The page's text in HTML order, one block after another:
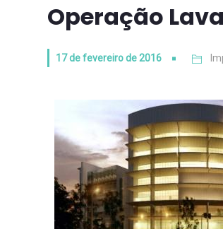
Operação
17 de fevereiro de 2016